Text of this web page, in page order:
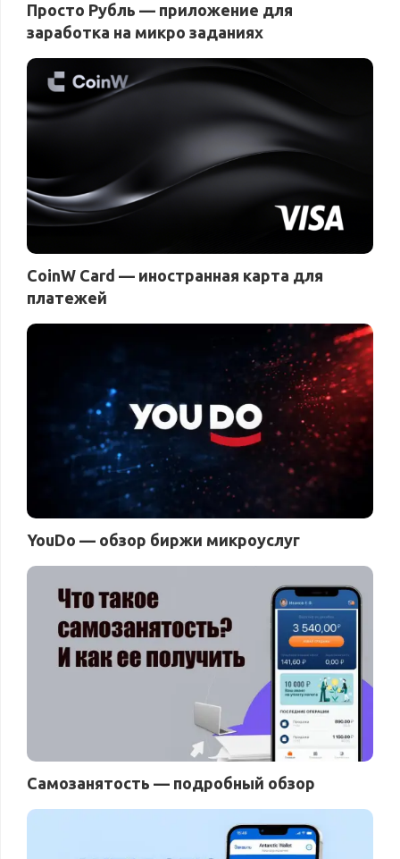
Просто Рубль — приложение для
заработка на микро заданиях
CoinW Card — иностранная карта для
платежей
YouDo — обзор биржи микроуслуг
Самозанятость — подробный обзор